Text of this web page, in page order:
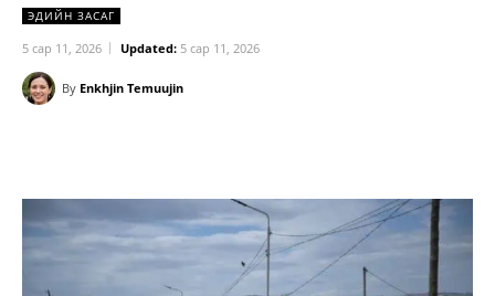
ЭДИЙН ЗАСАГ
5 сар 11, 2026 Updated: 5 сар 11, 2026
By Enkhjin Temuujin